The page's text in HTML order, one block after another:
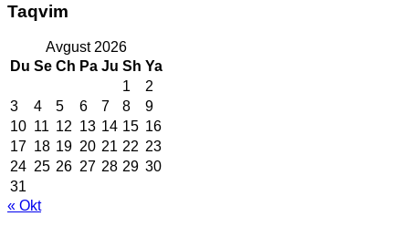
Taqvim
Avgust 2026
Du Se Ch Pa Ju Sh Ya
1
2
3
4 5 6 7 8
9
10 11 12 13 14 15 16
17 18 19 20 21 22 23
24 25 26 27 28 29 30
31
« Okt